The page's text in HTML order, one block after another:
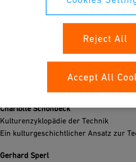
Johann Georg Bodmer
Archivalien zur Technik des Barock
Persönliche Fragestellungen zur
Charlotte Schönbeck
Kulturenzyklopädie der Technik
Ein kulturgeschichtlicher Ansatz zur
Gerhard Sperl
Reject All
Accept All